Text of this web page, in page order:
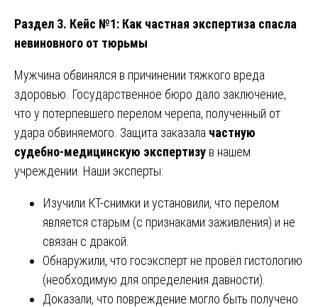
Раздел 3. Кейс №1: Как частная экспертиза спасла
невиновного от тюрьмы
Мужчина обвинялся в причинении тяжкого вреда
здоровью. Государственное бюро дало заключение,
что у потерпевшего перелом черепа, полученный от
удара обвиняемого. Защита заказала частную
судебно-медицинскую экспертизу в нашем
учреждении. Наши эксперты:
Изучили КТ-снимки и установили, что перелом
является старым (с признаками заживления) и не
связан с дракой.
Обнаружили, что госэксперт не провёл гистологию
(необходимую для определения давности).
Доказали, что повреждение могло быть получено